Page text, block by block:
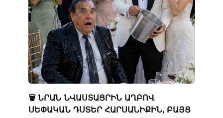
🗑️ ՆՐԱՆ ՆՎԱՍՏԱՑՐԻՆ ԱՂԲՈՎ
ՍԵՓԱԿԱՆ ԴՍՏԵՐ ՀԱՐՍԱՆԻՔԻՆ, ԲԱՅՑ